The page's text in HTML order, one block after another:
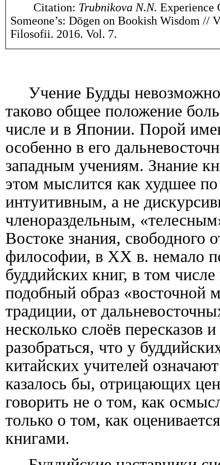
Citation: Trubnikova N.N. Experience
Someone’s: Dōgen on Bookish Wisdom //
Filosofii. 2016. Vol. 7.
Учение Будды
таково общее положение
числе и в Японии. Порой
особенно в его
западным учениям. Знание
этом мыслится как худшее
интуитивным, а не
членораздельным,
Востоке знания, свободного
философии, в XX в. немало
буддийских книг, в том
подобный образ «восточной
традиции, от
несколько слоёв пересказов
разобраться, что у
китайских учителей
казалось бы, отрицающих
говорить не о том, как
только о том, как
книгами.